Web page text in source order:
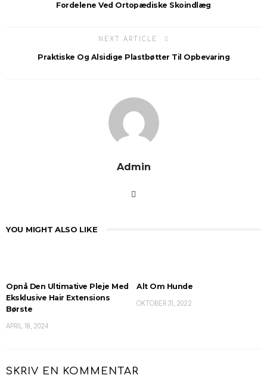
Fordelene Ved Ortopædiske Skoindlæg
NEXT ARTICLE
Praktiske Og Alsidige Plastbøtter Til Opbevaring
Admin
YOU MIGHT ALSO LIKE
Opnå Den Ultimative Pleje Med
Eksklusive Hair Extensions
Børste
APRIL 18, 2024
Alt Om Hunde
OKTOBER 31, 2022
SKRIV EN KOMMENTAR